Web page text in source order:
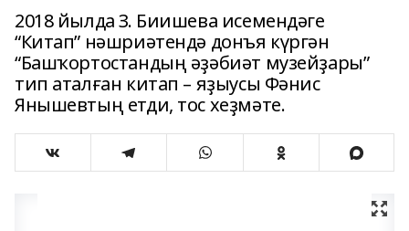
2018 йылда З. Биишева исемендәге
“Китап” нәшриәтендә донъя күргән
“Башҡортостандың әҙәбиәт музейҙары”
тип аталған китап – яҙыусы Фәнис
Янышевтың етди, тос хеҙмәте.